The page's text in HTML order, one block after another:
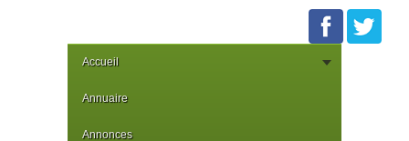
Accueil
Annuaire
Annonces